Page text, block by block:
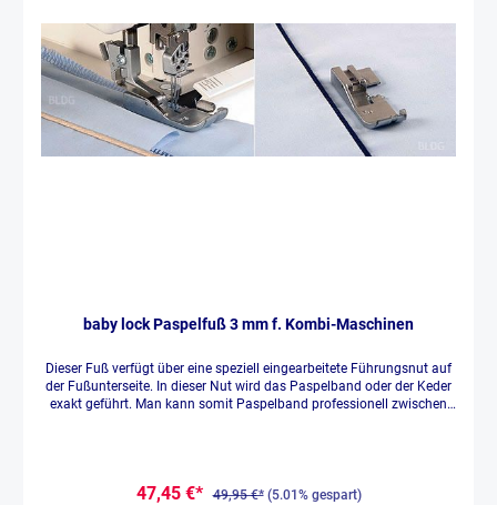
baby lock Paspelfuß 3 mm f. Kombi-Maschinen
Dieser Fuß verfügt über eine speziell eingearbeitete Führungsnut auf
der Fußunterseite. In dieser Nut wird das Paspelband oder der Keder
exakt geführt. Man kann somit Paspelband professionell zwischen
47,45 €* 49,95 €* (5.01% gespart)